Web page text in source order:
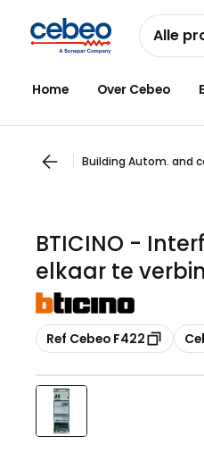
naar
navigatie
naar
inhoud
Alle
Home Over Cebeo
Building Autom. and
BTICINO -
elkaar te
Kopiëren
Ref Cebeo F422